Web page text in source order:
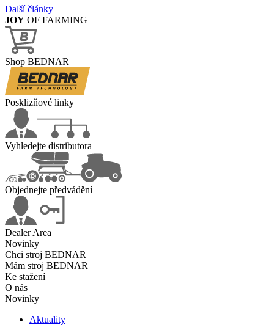
Další články
JOY OF FARMING
Shop BEDNAR
Posklizňové linky
Vyhledejte distributora
Objednejte předvádění
Dealer Area
Novinky
Chci stroj BEDNAR
Mám stroj BEDNAR
Ke stažení
O nás
Novinky
Aktuality